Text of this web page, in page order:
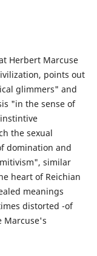
Herbert Marcuse
points out
glimmers" and
"in the sense of
the sexual
domination and
similar
heart of Reichian
meanings
distorted -of
Marcuse's